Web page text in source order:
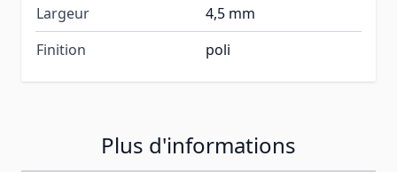
Largeur
4,5 mm
Finition
poli
Plus d'informations